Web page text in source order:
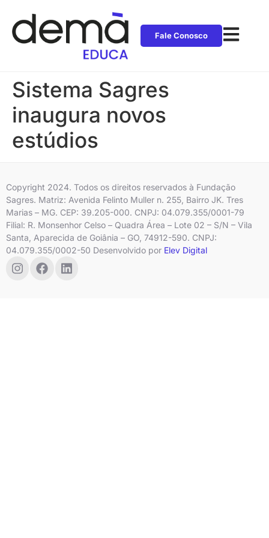
Fale Conosco
Sistema Sagres
inaugura novos
estúdios
Copyright 2024. Todos os direitos reservados à Fundação
Sagres. Matriz: Avenida Felinto Muller n. 255, Bairro JK. Tres
Marias – MG. CEP: 39.205-000. CNPJ: 04.079.355/0001-79
Filial: R. Monsenhor Celso – Quadra Área – Lote 02 – S/N – Vila
Santa, Aparecida de Goiânia – GO, 74912-590. CNPJ:
04.079.355/0002-50 Desenvolvido por Elev Digital